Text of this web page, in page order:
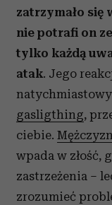
zatrzymało się
nie potrafi on
tylko każdą
atak. Jego
gasligthing,
ciebie.
wpada w złość,
zastrzeżenia –
zrozumieć